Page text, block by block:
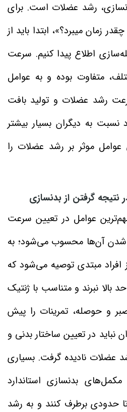
رشد عضلات است. برای
زمان میبرد؟»، ابتدا باید از
اطلاع پیدا کنیم. سرعت
متفاوت بوده و به عوامل
رشد عضلات و تولید بافت
نسبت به دیگران بسیار بیشتر
موثر بر رشد عضلات را
گرفتن از بدنسازی
عوامل در تعیین سرعت
آن‌ها محسوب می‌شود؛ به
افراد مبتدی توصیه می‌شود که
بالا نبرند و متناسب با ژنتیک
و حوصله، تمرینات را پیش
نباید در تعیین ساختار بدنی و
عضلات نادیده گرفت. بسیاری
بدنسازی استاندارد
تا حدودی برطرف کنند و به رشد